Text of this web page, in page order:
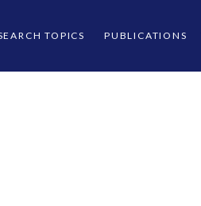
TOPICS PUBLICATIONS